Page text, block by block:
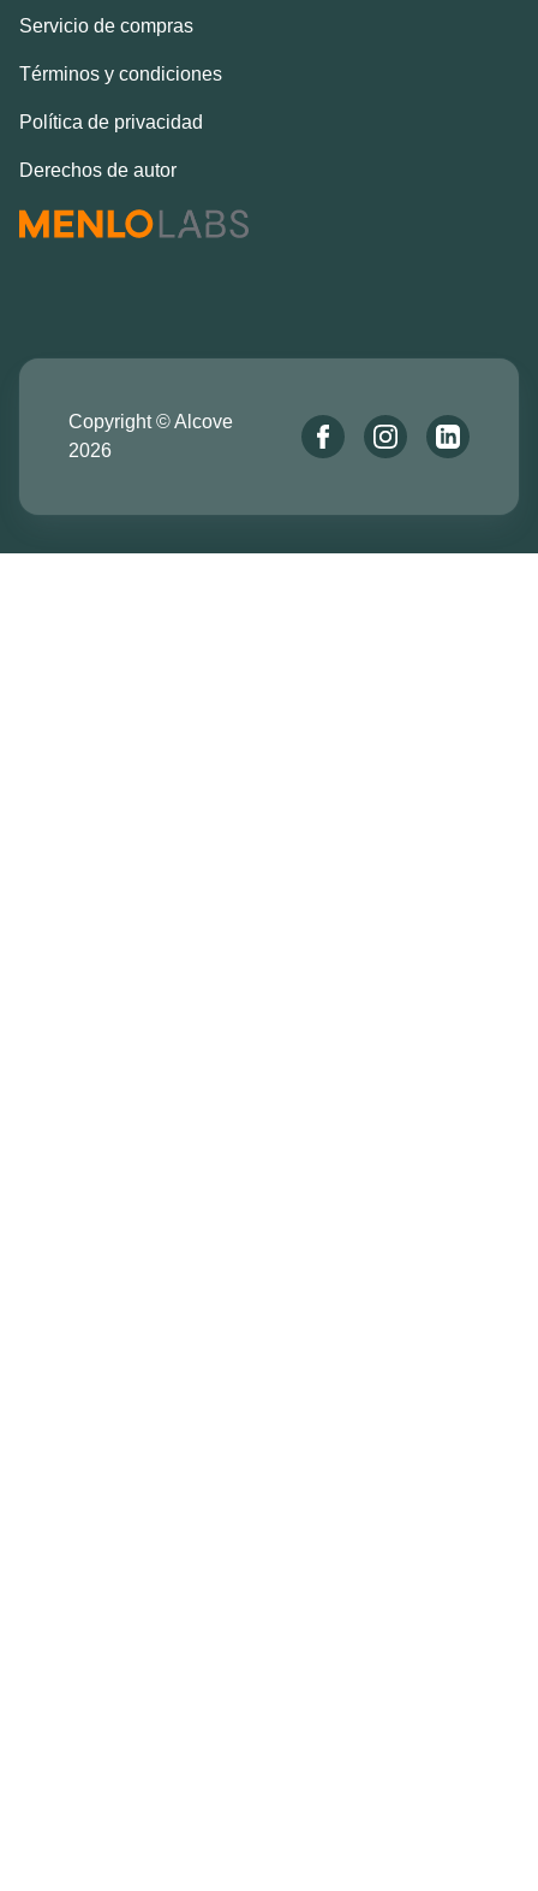
Servicio de compras
Términos y condiciones
Política de privacidad
Derechos de autor
Copyright © Alcove
2026